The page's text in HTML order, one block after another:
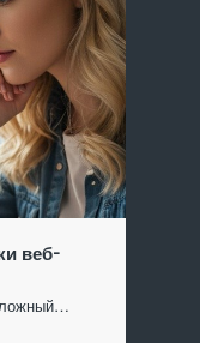
веб-